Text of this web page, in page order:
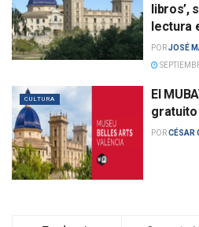
libros’,
lectura
PORJOSÉ
CULTURA
El
gratuito
PORCÉSAR